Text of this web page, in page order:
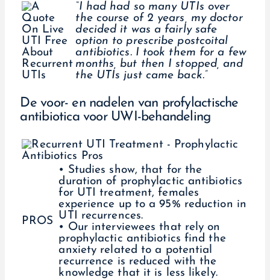
“I had had so many UTIs over
the course of 2 years, my doctor
decided it was a fairly safe
option to prescribe postcoital
antibiotics. I took them for a few
months, but then I stopped, and
the UTIs just came back.”
De voor- en nadelen van profylactische
antibiotica voor UWI-behandeling
PROS
• Studies show, that for the
duration of prophylactic antibiotics
for UTI treatment, females
experience up to a 95% reduction in
UTI recurrences.
• Our interviewees that rely on
prophylactic antibiotics find the
anxiety related to a potential
recurrence is reduced with the
knowledge that it is less likely.